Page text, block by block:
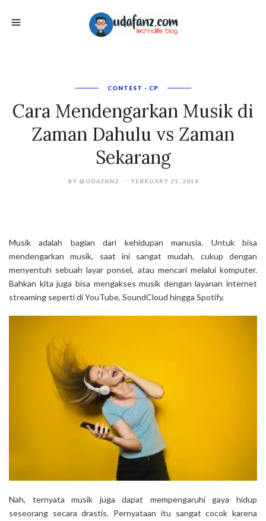
CONTEST - CP
Cara Mendengarkan Musik di
Zaman Dahulu vs Zaman
Sekarang
BY @UDAFANZ FEBRUARY 21, 2018
Musik adalah bagian dari kehidupan manusia. Untuk bisa
mendengarkan musik, saat ini sangat mudah, cukup dengan
menyentuh sebuah layar ponsel, atau mencari melalui komputer.
Bahkan kita juga bisa mengakses musik dengan layanan internet
streaming seperti di YouTube, SoundCloud hingga Spotify.
Nah, ternyata musik juga dapat mempengaruhi gaya hidup
seseorang secara drastis. Pernyataan itu sangat cocok karena